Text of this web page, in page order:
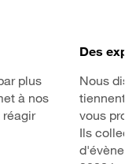
plus
à nos
Des
Nous
tiennent
vous
Ils